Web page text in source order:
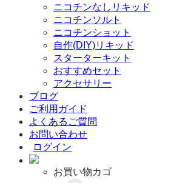
ニコチンなしリキッド
ニコチンソルト
ニコチンショット
自作(DIY)リキッド
スターターキット
おすすめセット
アクセサリー
ブログ
ご利用ガイド
よくあるご質問
お問い合わせ
ログイン
お買い物カゴ